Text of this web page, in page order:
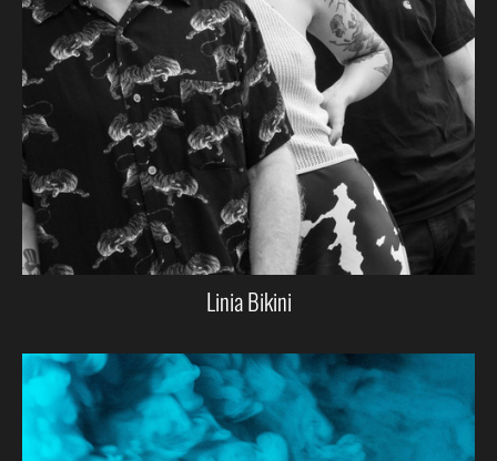
Linia Bikini